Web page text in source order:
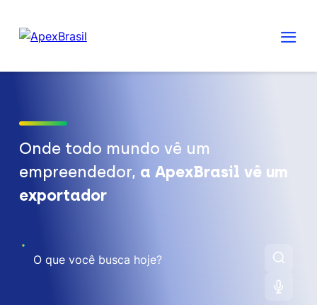
Onde todo mundo vê um
empreendedor, a ApexBrasil vê um
exportador